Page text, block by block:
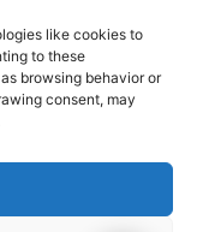
like cookies to
to these
browsing behavior or
consent, may